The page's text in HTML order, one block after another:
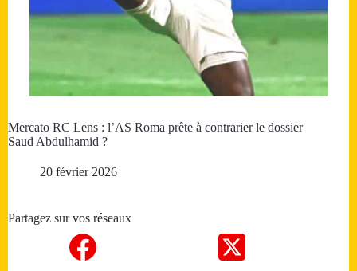
Mercato RC Lens : l’AS Roma prête à contrarier le dossier
Saud Abdulhamid ?
20 février 2026
Partagez sur vos réseaux